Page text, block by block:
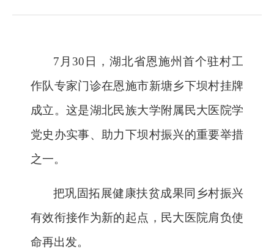
7月30日，湖北省恩施州首个驻村工
作队专家门诊在恩施市新塘乡下坝村挂牌
成立。这是湖北民族大学附属民大医院学
党史办实事、助力下坝村振兴的重要举措
之一。
把巩固拓展健康扶贫成果同乡村振兴
有效衔接作为新的起点，民大医院肩负使
命再出发。